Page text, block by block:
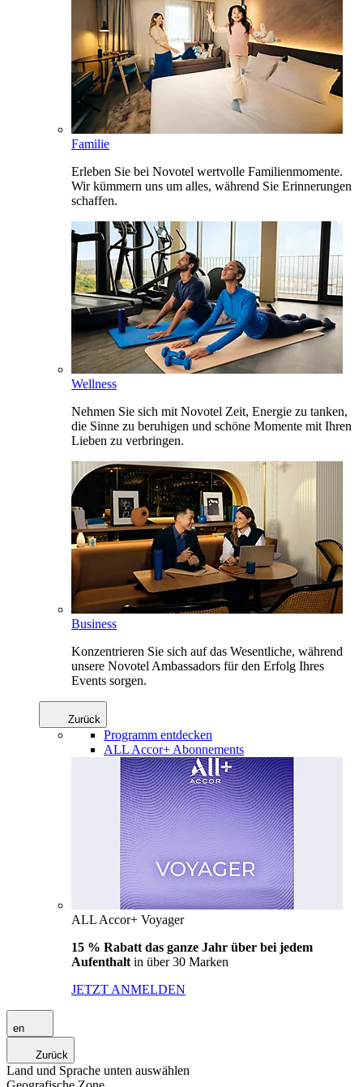
Familie
Erleben Sie bei Novotel wertvolle Familienmomente.
Wir kümmern uns um alles, während Sie Erinnerungen
schaffen.
Wellness
Nehmen Sie sich mit Novotel Zeit, Energie zu tanken,
die Sinne zu beruhigen und schöne Momente mit Ihren
Lieben zu verbringen.
Business
Konzentrieren Sie sich auf das Wesentliche, während
unsere Novotel Ambassadors für den Erfolg Ihres
Events sorgen.
Zurück
Programm entdecken
ALL Accor+ Abonnements
ALL Accor+ Voyager
15 % Rabatt das ganze Jahr über bei jedem
Aufenthalt in über 30 Marken
JETZT ANMELDEN
en
Zurück
Land und Sprache unten auswählen